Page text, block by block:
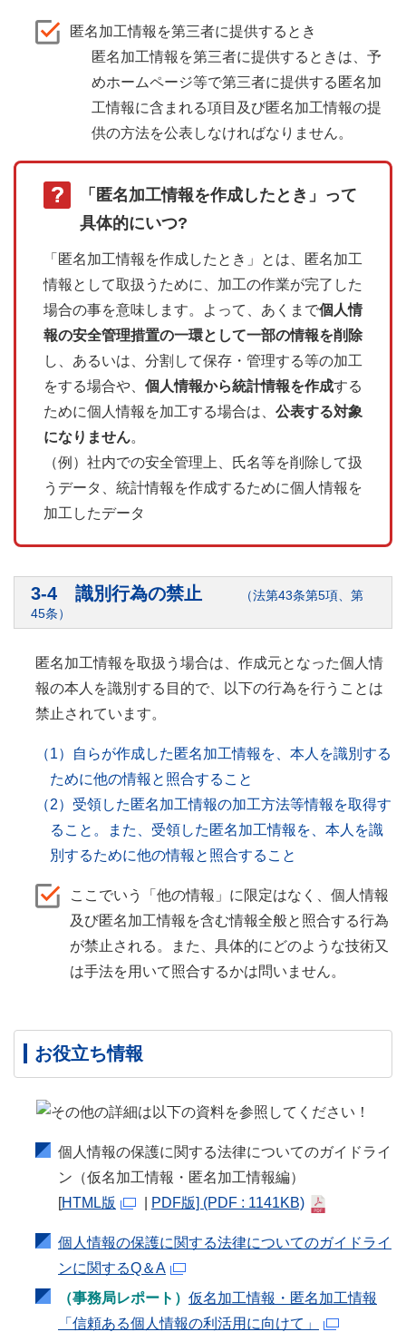
匿名加工情報を第三者に提供するとき
匿名加工情報を第三者に提供するときは、予
めホームページ等で第三者に提供する匿名加
工情報に含まれる項目及び匿名加工情報の提
供の方法を公表しなければなりません。
「匿名加工情報を作成したとき」って
具体的にいつ?
「匿名加工情報を作成したとき」とは、匿名加工
情報として取扱うために、加工の作業が完了した
場合の事を意味します。よって、あくまで個人情
報の安全管理措置の一環として一部の情報を削除
し、あるいは、分割して保存・管理する等の加工
をする場合や、 個人情報から統計情報を作成する
ために個人情報を加工する場合は、 公表する対象
になりません。
（例）社内での安全管理上、氏名等を削除して扱
うデータ、統計情報を作成するために個人情報を
加工したデータ
3-4 識別行為の禁止
（法第43条第5項、第
45条）
匿名加工情報を取扱う場合は、作成元となった個人情
報の本人を識別する目的で、以下の行為を行うことは
禁止されています。
（1）自らが作成した匿名加工情報を、本人を識別する
ために他の情報と照合すること
（2）受領した匿名加工情報の加工方法等情報を取得す
ること。また、受領した匿名加工情報を、本人を識
別するために他の情報と照合すること
ここでいう「他の情報」に限定はなく、個人情報
及び匿名加工情報を含む情報全般と照合する行為
が禁止される。また、具体的にどのような技術又
は手法を用いて照合するかは問いません。
お役立ち情報
個人情報の保護に関する法律についてのガイドライ
ン（仮名加工情報・匿名加工情報編）
[HTML版 PDF版] (PDF : 1141KB)
個人情報の保護に関する法律についてのガイドライ
ンに関するQ＆A
（事務局レポート） 仮名加工情報・匿名加工情報
「信頼ある個人情報の利活用に向けて」